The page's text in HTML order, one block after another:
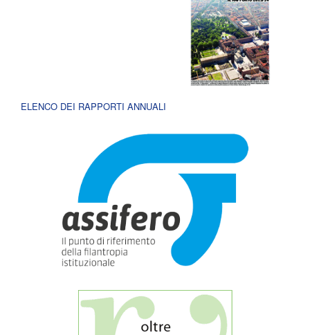
ELENCO DEI RAPPORTI ANNUALI